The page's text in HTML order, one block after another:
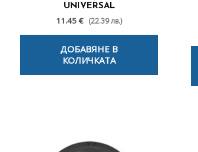
UNIVERSAL
11.45 € (22.39 лв.)
ДОБАВЯНЕ В
КОЛИЧКАТА